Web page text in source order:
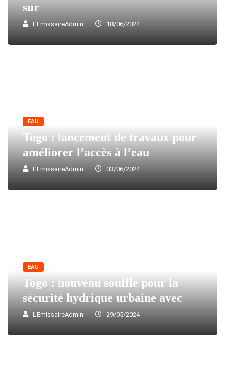
sur
L'EmissaireAdmin 18/06/2024
EAU
Togo : lancement de travaux pour
améliorer l’accès à l’eau
L'EmissaireAdmin 03/06/2024
EAU
Togo : nouveau souffle pour la
sécurité hydrique urbaine avec
L'EmissaireAdmin 29/05/2024